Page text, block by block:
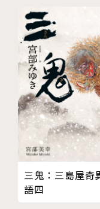
會會長 楊興安
卷一．第一部 聖
時值武林中，聖火
聖靠著靈能、咒術
睥睨天下，權勢薰
幾年間便迫使少林
各派人人慄慄自危
的烏雲緩緩壓境一
昏暗。
三鬼：三島屋奇
語四